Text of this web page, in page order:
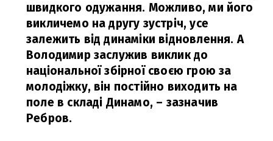
швидкого одужання. Можливо, ми його
викличемо на другу зустріч, усе
залежить від динаміки відновлення. А
Володимир заслужив виклик до
національної збірної своєю грою за
молодіжку, він постійно виходить на
поле в складі Динамо, – зазначив
Ребров.